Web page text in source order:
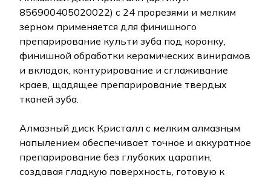
856900405020022) с 24 прорезями и мелким
зерном применяется для финишного
препарирование культи зуба под коронку,
финишной обработки керамических винирамов
и вкладок, контурирование и сглаживание
краев, щадящее препарирование твердых
тканей зуба.
Алмазный диск Кристалл с мелким алмазным
напылением обеспечивает точное и аккуратное
препарирование без глубоких царапин,
создавая гладкую поверхность, готовую к